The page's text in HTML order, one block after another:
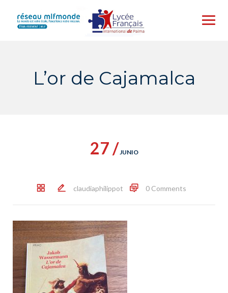
content
L’or de Cajamalca
27 /JUNIO
claudiaphilippot 0 Comments